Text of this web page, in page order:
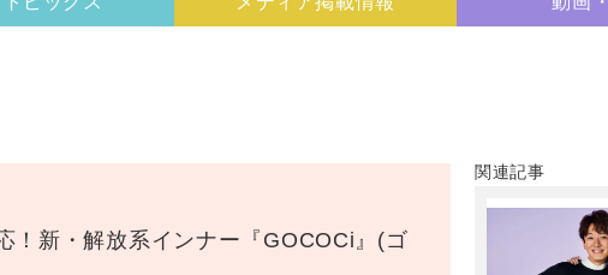
！新・解放系インナー『GOCOCi』(ゴ
関連記事